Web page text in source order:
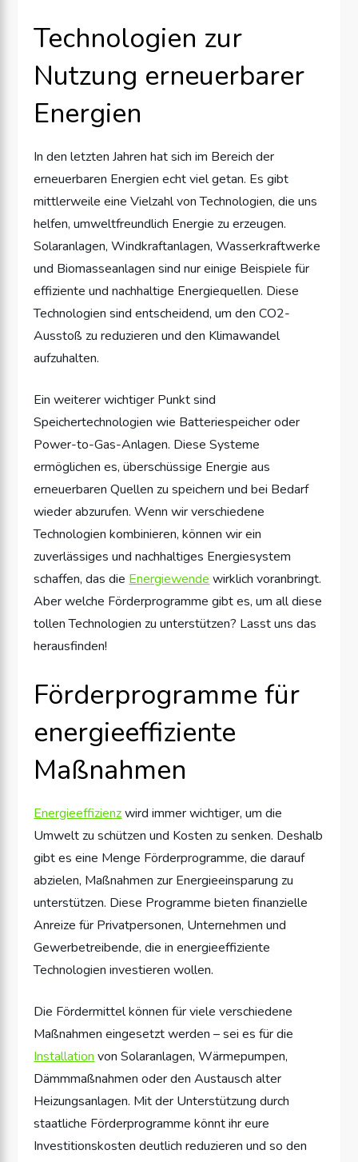
Technologien zur
Nutzung erneuerbarer
Energien
In den letzten Jahren hat sich im Bereich der
erneuerbaren Energien echt viel getan. Es gibt
mittlerweile eine Vielzahl von Technologien, die uns
helfen, umweltfreundlich Energie zu erzeugen.
Solaranlagen, Windkraftanlagen, Wasserkraftwerke
und Biomasseanlagen sind nur einige Beispiele für
effiziente und nachhaltige Energiequellen. Diese
Technologien sind entscheidend, um den CO2-
Ausstoß zu reduzieren und den Klimawandel
aufzuhalten.
Ein weiterer wichtiger Punkt sind
Speichertechnologien wie Batteriespeicher oder
Power-to-Gas-Anlagen. Diese Systeme
ermöglichen es, überschüssige Energie aus
erneuerbaren Quellen zu speichern und bei Bedarf
wieder abzurufen. Wenn wir verschiedene
Technologien kombinieren, können wir ein
zuverlässiges und nachhaltiges Energiesystem
schaffen, das die Energiewende wirklich voranbringt.
Aber welche Förderprogramme gibt es, um all diese
tollen Technologien zu unterstützen? Lasst uns das
herausfinden!
Förderprogramme für
energieeffiziente
Maßnahmen
Energieeffizienzwird immer wichtiger, um die
Umwelt zu schützen und Kosten zu senken. Deshalb
gibt es eine Menge Förderprogramme, die darauf
abzielen, Maßnahmen zur Energieeinsparung zu
unterstützen. Diese Programme bieten finanzielle
Anreize für Privatpersonen, Unternehmen und
Gewerbetreibende, die in energieeffiziente
Technologien investieren wollen.
Die Fördermittel können für viele verschiedene
Maßnahmen eingesetzt werden – sei es für die
Installation von Solaranlagen, Wärmepumpen,
Dämmmaßnahmen oder den Austausch alter
Heizungsanlagen. Mit der Unterstützung durch
staatliche Förderprogramme könnt ihr eure
Investitionskosten deutlich reduzieren und so den